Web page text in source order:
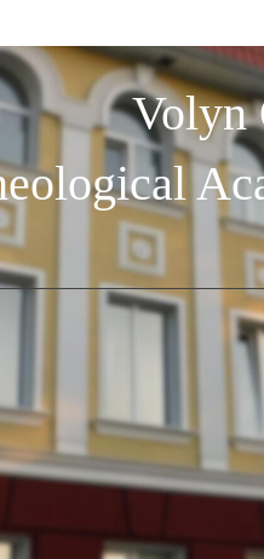
Volyn